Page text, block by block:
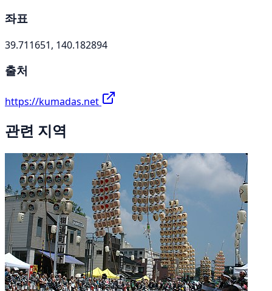
좌표
39.711651, 140.182894
출처
https://kumadas.net
관련 지역